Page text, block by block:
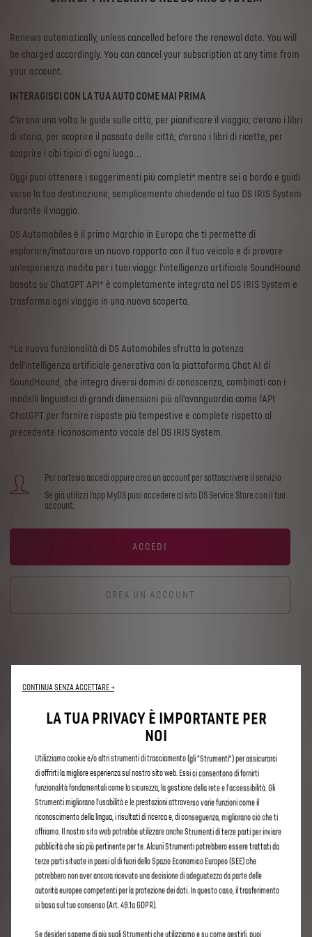
Renews automatically, unless cancelled before the renewal date. You will
be charged accordingly. You can cancel your subscription at any time from
your account.
INTERAGISCI CON LA TUA AUTO COME MAI PRIMA
C'erano una volta le guide sulle città, per pianificare il viaggio; c'erano i libri
di storia, per scoprire il passato delle città; c'erano i libri di ricette, per
scoprire i cibi tipici di ogni luogo… ​
Oggi puoi ottenere i suggerimenti più completi* mentre sei a bordo e guidi
verso la tua destinazione, semplicemente chiedendo al tuo DS IRIS System
durante il viaggio.​
DS Automobiles è il primo Marchio in Europa che ti permette di
esplorare/instaurare un nuovo rapporto con il tuo veicolo e di provare
un'esperienza inedita per i tuoi viaggi: l'intelligenza artificiale SoundHound
basata su ChatGPT API* è completamente integrata nel DS IRIS System e
trasforma ogni viaggio in una nuova scoperta.​
*La nuova funzionalità di DS Automobiles sfrutta la potenza
dell'intelligenza artificiale generativa con la piattaforma Chat AI di
SoundHound, che integra diversi domini di conoscenza, combinati con i
modelli linguistici di grandi dimensioni più all'avanguardia come l'API
ChatGPT per fornire risposte più tempestive e complete rispetto al
precedente riconoscimento vocale del DS IRIS System.
Per cortesia accedi oppure crea un account per sottoscrivere il servizio
Se già utilizzi l’app MyDS puoi accedere al sito DS Service Store con il tuo
account.
ACCEDI
CREA UN ACCOUNT
PREZZO
,90
/mese
anno
/anno
CONTINUA SENZA ACCETTARE →
LA TUA PRIVACY È IMPORTANTE PER
NOI
Utilizziamo cookie e/o altri strumenti di tracciamento (gli “Strumenti”) per assicurarci
di offrirti la migliore esperienza sul nostro sito web. Essi ci consentono di fornirti
funzionalità fondamentali come la sicurezza, la gestione della rete e l'accessibilità. Gli
Strumenti migliorano l'usabilità e le prestazioni attraverso varie funzioni come il
riconoscimento della lingua, i risultati di ricerca e, di conseguenza, migliorano ciò che ti
offriamo. Il nostro sito web potrebbe utilizzare anche Strumenti di terze parti per inviare
pubblicità che sia più pertinente per te. Alcuni Strumenti potrebbero essere trattati da
terze parti situate in paesi al di fuori dello Spazio Economico Europeo (SEE) che
potrebbero non aver ancora ricevuto una decisione di adeguatezza da parte delle
autorità europee competenti per la protezione dei dati. In questo caso, il trasferimento
si basa sul tuo consenso (Art. 49.1a GDPR).
Se desideri saperne di più sugli Strumenti che utilizziamo e su come gestirli, puoi